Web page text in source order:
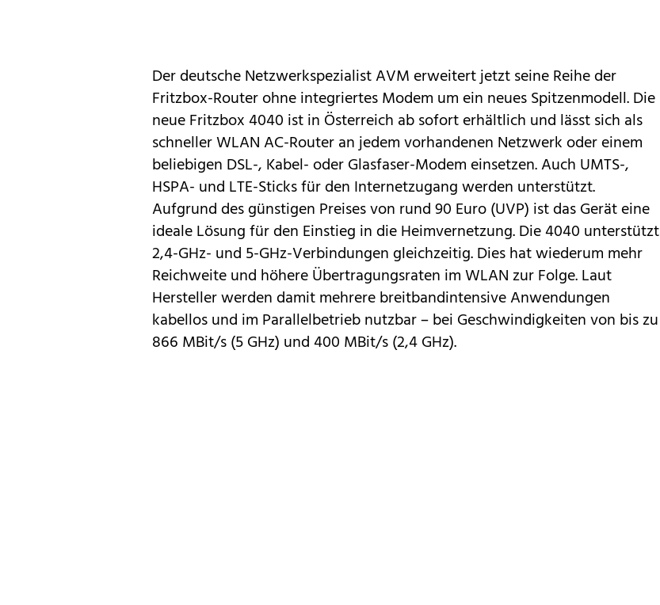
Der deutsche NetzwerkspezialistAVMerweitert jetzt seine Reihe der
Fritzbox-Router ohne integriertes Modem um ein neues Spitzenmodell. Die
neue Fritzbox 4040 ist in Österreich ab sofort erhältlich und lässt sich als
schneller WLAN AC-Router an jedem vorhandenen Netzwerk oder einem
beliebigen DSL-, Kabel- oder Glasfaser-Modem einsetzen. Auch UMTS-,
HSPA- und LTE-Sticks für den Internetzugang werden unterstützt.
Aufgrund des günstigen Preises von rund 90 Euro (UVP) ist das Gerät eine
ideale Lösung für den Einstieg in die Heimvernetzung. Die 4040 unterstützt
2,4-GHz- und 5-GHz-Verbindungen gleichzeitig. Dies hat wiederum mehr
Reichweite und höhere Übertragungsraten im WLAN zur Folge. Laut
Hersteller werden damit mehrere breitbandintensive Anwendungen
kabellos und im Parallelbetrieb nutzbar – bei Geschwindigkeiten von bis zu
866 MBit/s (5 GHz) und 400 MBit/s (2,4 GHz).